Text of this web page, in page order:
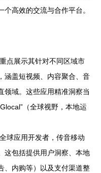
高效的交流与合作平台。
点展示其针对不同区域市
涵盖短视频、内容聚合、音
领域。这些应用精准洞察当
（全球视野，本地运
球应用开发者，传音移动
这包括提供用户洞察、本地
、内购等）以及支付渠道整